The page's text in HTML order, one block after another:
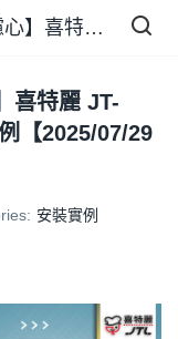
【省錢王-詢問打7折-再送濾心】喜特麗 JT-H1220 數位恆溫熱水器 安裝實例【2025/07/29 桃園莊先生】
喜特麗 JT-
【2025/07/29
安裝實例